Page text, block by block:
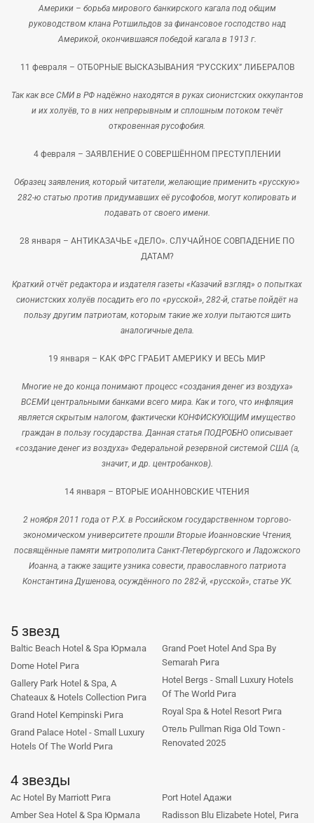
Америки – борьба мирового банкирского кагала под общим
руководством клана Ротшильдов за финансовое господство над
Америкой, окончившаяся победой кагала в 1913 г.
11 февраля – ОТБОРНЫЕ ВЫСКАЗЫВАНИЯ “РУССКИХ” ЛИБЕРАЛОВ
Так как все СМИ в РФ надёжно находятся в руках сионистских оккупантов
и их холуёв, то в них непрерывным и сплошным потоком течёт
откровенная русофобия.
4 февраля – ЗАЯВЛЕНИЕ О СОВЕРШЁННОМ ПРЕСТУПЛЕНИИ
Образец заявления, который читатели, желающие применить «русскую»
282-ю статью против придумавших её русофобов, могут копировать и
подавать от своего имени.
28 января – АНТИКАЗАЧЬЕ «ДЕЛО». СЛУЧАЙНОЕ СОВПАДЕНИЕ ПО
ДАТАМ?
Краткий отчёт редактора и издателя газеты «Казачий взгляд» о попытках
сионистских холуёв посадить его по «русской», 282-й, статье пойдёт на
пользу другим патриотам, которым такие же холуи пытаются шить
аналогичные дела.
19 января – КАК ФРС ГРАБИТ АМЕРИКУ И ВЕСЬ МИР
Многие не до конца понимают процесс «создания денег из воздуха»
ВСЕМИ центральными банками всего мира. Как и того, что инфляция
является скрытым налогом, фактически КОНФИСКУЮЩИМ имущество
граждан в пользу государства. Данная статья ПОДРОБНО описывает
«создание денег из воздуха» Федеральной резервной системой США (а,
значит, и др. центробанков).
14 января – ВТОРЫЕ ИОАННОВСКИЕ ЧТЕНИЯ
2 ноября 2011 года от Р.Х. в Российском государственном торгово-
экономическом университете прошли Вторые Иоанновские Чтения,
посвящённые памяти митрополита Санкт-Петербургского и Ладожского
Иоанна, а также защите узника совести, православного патриота
Константина Душенова, осуждённого по 282-й, «русской», статье УК.
5 звезд
Baltic Beach Hotel & Spa Юрмала
Dome Hotel Рига
Gallery Park Hotel & Spa, A
Chateaux & Hotels Collection Рига
Grand Hotel Kempinski Рига
Grand Palace Hotel - Small Luxury
Hotels Of The World Рига
Grand Poet Hotel And Spa By
Semarah Рига
Hotel Bergs - Small Luxury Hotels
Of The World Рига
Royal Spa & Hotel Resort Рига
Отель Pullman Riga Old Town -
Renovated 2025
4 звезды
Ac Hotel By Marriott Рига
Amber Sea Hotel & Spa Юрмала
Port Hotel Адажи
Radisson Blu Elizabete Hotel, Рига